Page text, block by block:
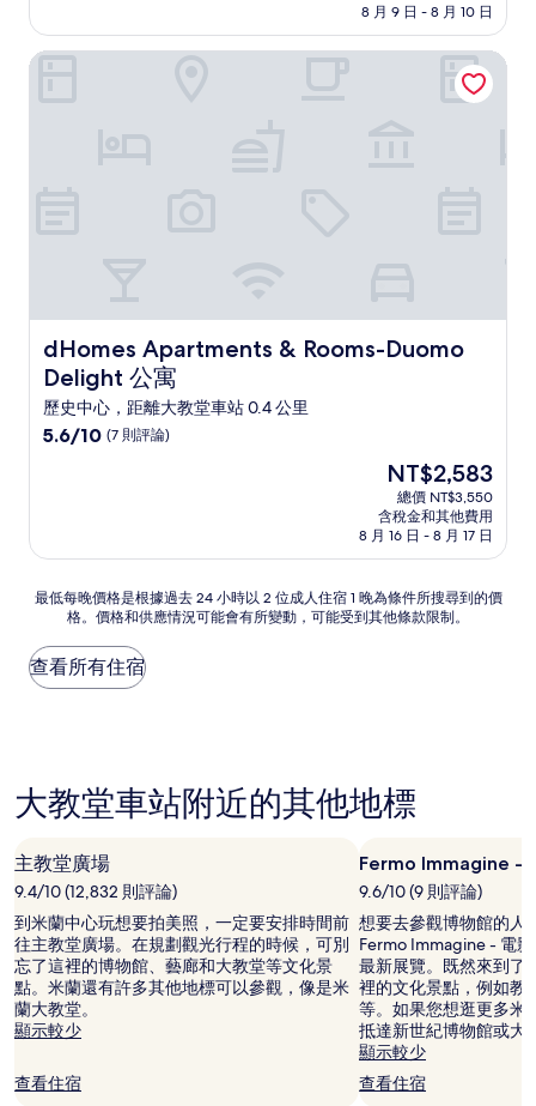
則
評
格
為
NT$2,872
8 月 9 日 - 8 月 10 日
dHomes Apartments & Rooms-Duomo
Delight 公寓
dHomes Apartments & Rooms-Duomo Delight 公寓
歷史中心，距離大教堂車站 0.4 公里
5.6
則
論)
5.6/10 (7 則評論)
現
在
價
格
為
NT$2,583
總價 NT$3,550
含稅金和其他費用
8 月 16 日 - 8 月 17 日
dHomes Apartments & Rooms-Duomo Delight 公寓
最
晚
價
過
去
小
時
以
2
位
成
人
住
宿
晚
為
最低每晚價格是根據過去 24 小時以 2 位成人住宿 1 晚為條件所搜尋到的價
格。價格和供應情況可能會有所變動，可能受到其他條款限制。
查看所有住宿
大教堂車站附近的其他地標
主教堂廣場
9.4/10 (12,832 則評論)
到米蘭中心玩想要拍美照，一定要安排時間前
往主教堂廣場。在規劃觀光行程的時候，可別
忘了這裡的博物館、藝廊和大教堂等文化景
點。米蘭還有許多其他地標可以參觀，像是米
蘭大教堂。
顯示較少
查看住宿
Fermo Immagine -
9.6/10 (9 則評論)
想要去參觀博物館的人
Fermo Immagine - 電
最新展覽。既然來到了
裡的文化景點，例如教
等。如果您想逛更多米
抵達新世紀博物館或大
顯示較少
查看住宿